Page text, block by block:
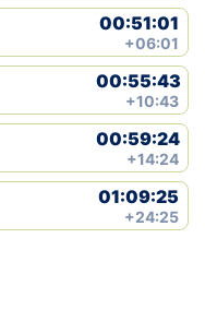
00:51:01
+06:01
00:55:43
+10:43
00:59:24
+14:24
01:09:25
+24:25